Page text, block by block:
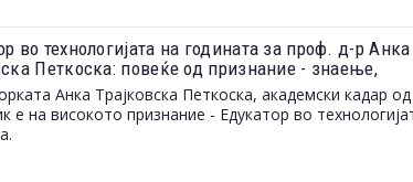
во технологијата на годината за проф. д-р Анка
Петкоска: повеќе од признание - знаење,
и верба во младите
Анка Трајковска Петкоска, академски кадар
е на високото признание - Едукатор во